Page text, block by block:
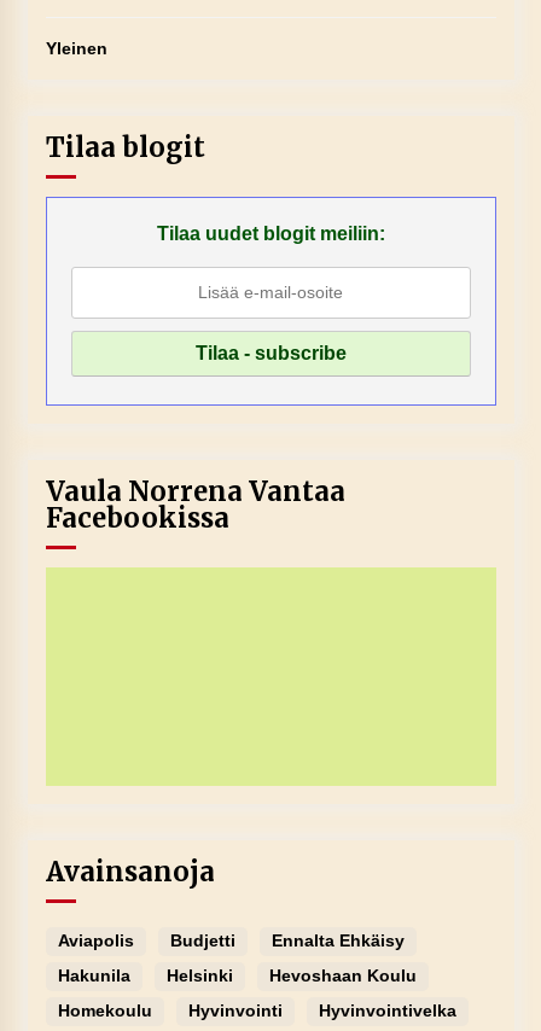
Yleinen
Tilaa blogit
Tilaa uudet blogit meiliin:
Vaula Norrena Vantaa
Facebookissa
Avainsanoja
Aviapolis Budjetti
Ennalta Ehkäisy
Hakunila
Helsinki
Hevoshaan Koulu
Homekoulu
Hyvinvointi
Hyvinvointivelka